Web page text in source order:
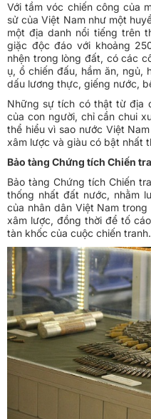
Với tầm vóc chiến công của
sử của Việt Nam như một
một địa danh nổi tiếng trên
giặc độc đáo với khoảng
nhện trong lòng đất, có các
ụ, ổ chiến đấu, hầm ăn, ngủ,
dấu lương thực, giếng nước,
Những sự tích có thật từ địa
của con người, chỉ cần chui
thể hiểu vì sao nước Việt
xâm lược và giàu có bật nhất
Bảo tàng Chứng tích Chiến
Bảo tàng Chứng tích Chiến
thống nhất đất nước, nhằm
của nhân dân Việt Nam
xâm lược, đồng thời để tố
tàn khốc của cuộc chiến tranh.